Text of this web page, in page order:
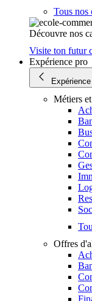
Tous nos
Découvre nos
Visite ton futur
Expérience pro
Métiers
Offres